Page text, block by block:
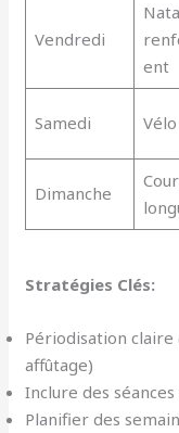
Vendredi
ent
Samedi
Dimanche
Stratégies Clés:
Périodisation claire
affûtage)
Inclure des
Planifier des